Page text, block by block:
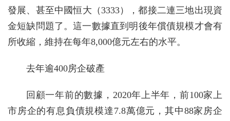
發展、甚至中國恒大（3333），都接二連三地出現資
金短缺問題了。這一數據直到明後年償債規模才會有
所收縮，維持在每年8,000億元左右的水平。
去年逾400房企破產
回顧一年前的數據，2020年上半年，前100家上
市房企的有息負債規模達7.8萬億元，其中88家房企